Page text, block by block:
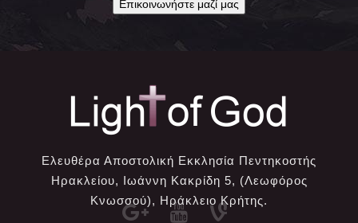
Επικοινωνήστε μαζί μας
Ελευθέρα Αποστολική Εκκλησία Πεντηκοστής
Ηρακλείου, Ιωάννη Κακρίδη 5, (Λεωφόρος
Κνωσσού), Ηράκλειο Κρήτης.